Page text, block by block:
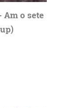
Am o sete